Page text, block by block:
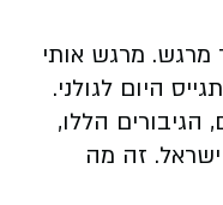
מרגש. מרגש אותי
היום לגולני.
הללו,
זה מה